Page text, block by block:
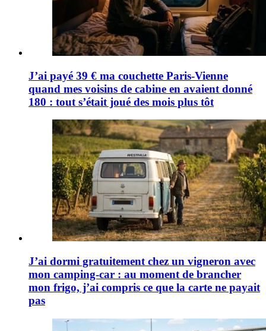
J’ai payé 39 € ma couchette Paris-Vienne
quand mes voisins de cabine en avaient donné
180 : tout s’était joué des mois plus tôt
J’ai dormi gratuitement chez un vigneron avec
mon camping-car : au moment de brancher
mon frigo, j’ai compris ce que la carte ne payait
pas